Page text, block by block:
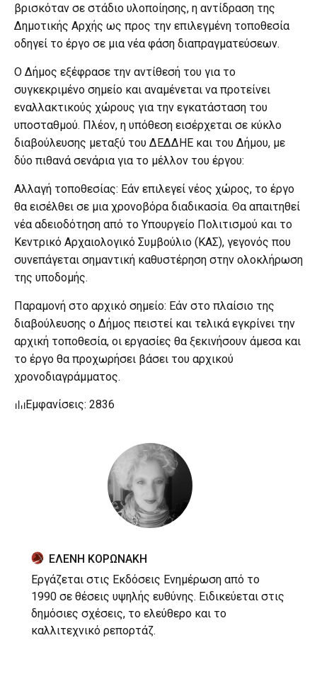
βρισκόταν σε στάδιο υλοποίησης, η αντίδραση της
Δημοτικής Αρχής ως προς την επιλεγμένη τοποθεσία
οδηγεί το έργο σε μια νέα φάση διαπραγματεύσεων.
Ο Δήμος εξέφρασε την αντίθεσή του για το
συγκεκριμένο σημείο και αναμένεται να προτείνει
εναλλακτικούς χώρους για την εγκατάσταση του
υποσταθμού. Πλέον, η υπόθεση εισέρχεται σε κύκλο
διαβούλευσης μεταξύ του ΔΕΔΔΗΕ και του Δήμου, με
δύο πιθανά σενάρια για το μέλλον του έργου:
Αλλαγή τοποθεσίας: Εάν επιλεγεί νέος χώρος, το έργο
θα εισέλθει σε μια χρονοβόρα διαδικασία. Θα απαιτηθεί
νέα αδειοδότηση από το Υπουργείο Πολιτισμού και το
Κεντρικό Αρχαιολογικό Συμβούλιο (ΚΑΣ), γεγονός που
συνεπάγεται σημαντική καθυστέρηση στην ολοκλήρωση
της υποδομής.
Παραμονή στο αρχικό σημείο: Εάν στο πλαίσιο της
διαβούλευσης ο Δήμος πειστεί και τελικά εγκρίνει την
αρχική τοποθεσία, οι εργασίες θα ξεκινήσουν άμεσα και
το έργο θα προχωρήσει βάσει του αρχικού
χρονοδιαγράμματος.
Εμφανίσεις: 2836
ΕΛΕΝΗ ΚΟΡΩΝΑΚΗ
Εργάζεται στις Εκδόσεις Ενημέρωση από το
1990 σε θέσεις υψηλής ευθύνης. Ειδικεύεται στις
δημόσιες σχέσεις, το ελεύθερο και το
καλλιτεχνικό ρεπορτάζ.